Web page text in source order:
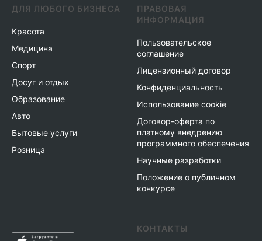
КОНТАКТЫ
ДЛЯ ЛЮБОГО БИЗНЕСА
Красота
Медицина
Спорт
Досуг и отдых
Образование
Авто
Бытовые услуги
Розница
ПРАВОВАЯ
ИНФОРМАЦИЯ
Пользовательское
соглашение
Лицензионный договор
Конфиденциальность
Использование cookie
Договор-оферта по
платному внедрению
программного обеспечения
Научные разработки
Положение о публичном
конкурсе